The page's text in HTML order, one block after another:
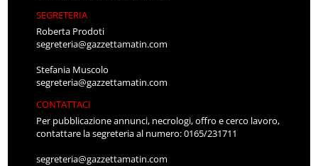
SEGRETERIA
Roberta Prodoti
segreteria@gazzettamatin.com
Stefania Muscolo
segreteria@gazzettamatin.com
CONTATTACI
Per pubblicazione annunci, necrologi, offro e cerco lavoro,
contattare la segreteria al numero: 0165/231711
segreteria@gazzettamatin.com